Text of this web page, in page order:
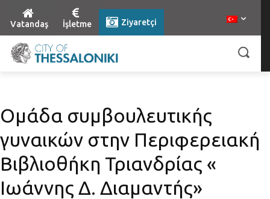
Vatandaş İşletme Ziyaretçi
Ομάδα συμβουλευτικής
γυναικών στην Περιφερειακή
Βιβλιοθήκη Τριανδρίας «
Ιωάννης Δ. Διαμαντής»